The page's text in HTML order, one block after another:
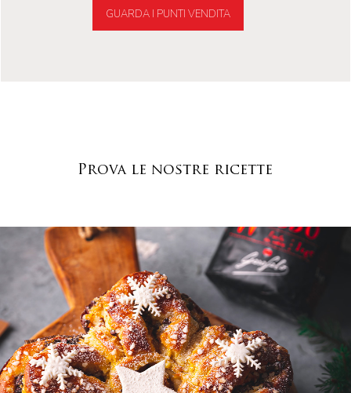
GUARDA I PUNTI VENDITA
Prova le nostre ricette